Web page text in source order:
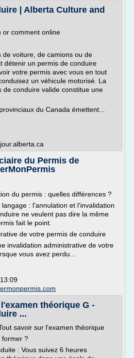
| Alberta Culture and
or comment online
de voiture, de camions ou de
détenir un permis de conduire
votre permis avec vous en tout
un véhicule motorisé. La
de conduire valide constitue une
du Canada émettent...
du Permis de
du permis : quelles différences ?
: l'annulation et l'invalidation
ne veulent pas dire la même
fait le point.
de votre permis de conduire
invalidation administrative de votre
vous avez perdu...
théorique G -
...
savoir sur l'examen théorique
former ?
: Vous suivez 6 heures